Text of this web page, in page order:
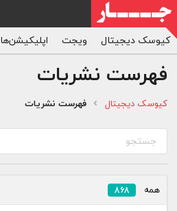
کیوسک دیجیتال ویجت اپلیکیشن‌ها
فهرست نشریات
کیوسک دیجیتال فهرست نشریات
جستجو
همه 868